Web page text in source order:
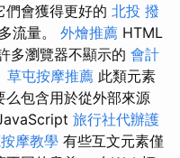
們會獲得更好的 北投 撥
流量。 外燴推薦 HTML
多瀏覽器不顯示的 會計
草屯按摩推薦 此類元素
么包含用於從外部來源
旅行社代辦護
摩教學 有些互文元素僅